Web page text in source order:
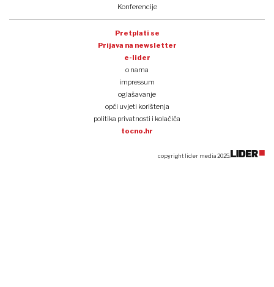
Konferencije
Pretplati se
Prijava na newsletter
e-lider
o nama
impressum
oglašavanje
opći uvjeti korištenja
politika privatnosti i kolačića
tocno.hr
copyright lider media 2025.